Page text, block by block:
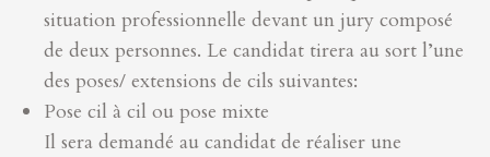
situation professionnelle devant un jury composé
de deux personnes. Le candidat tirera au sort l’une
des poses/ extensions de cils suivantes:
Pose cil à cil ou pose mixte
Il sera demandé au candidat de réaliser une